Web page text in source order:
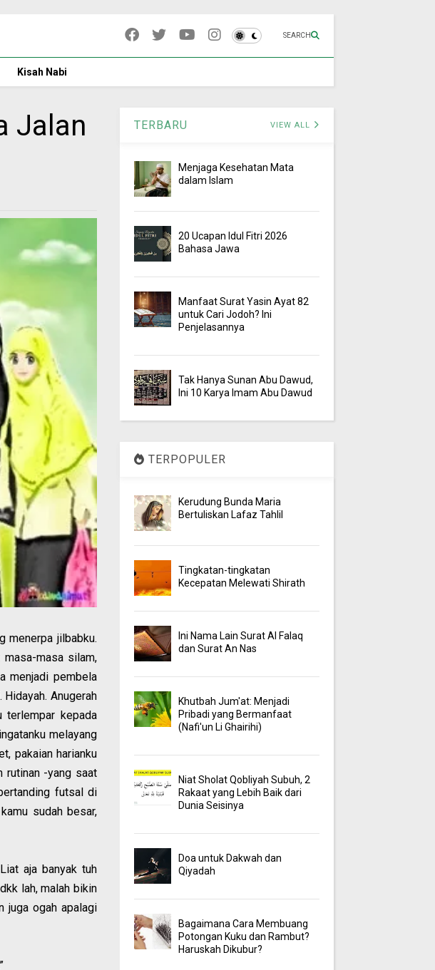
SEARCH
Kisah Nabi
Jalan
menerpa jilbabku.
masa-masa silam,
menjadi pembela
Anugerah
terlempar kepada
melayang
pakaian harianku
rutinan -yang saat
futsal di
sudah besar,
aja banyak tuh
lah, malah bikin
juga ogah apalagi
TERBARU VIEW ALL
Menjaga Kesehatan Mata
dalam Islam
20 Ucapan Idul Fitri 2026
Bahasa Jawa
Manfaat Surat Yasin Ayat 82
untuk Cari Jodoh? Ini
Penjelasannya
Tak Hanya Sunan Abu Dawud,
Ini 10 Karya Imam Abu Dawud
TERPOPULER
Kerudung Bunda Maria
Bertuliskan Lafaz Tahlil
Tingkatan-tingkatan
Kecepatan Melewati Shirath
Ini Nama Lain Surat Al Falaq
dan Surat An Nas
Khutbah Jum'at: Menjadi
Pribadi yang Bermanfaat
(Nafi'un Li Ghairihi)
Niat Sholat Qobliyah Subuh, 2
Rakaat yang Lebih Baik dari
Dunia Seisinya
Doa untuk Dakwah dan
Qiyadah
Bagaimana Cara Membuang
Potongan Kuku dan Rambut?
Haruskah Dikubur?